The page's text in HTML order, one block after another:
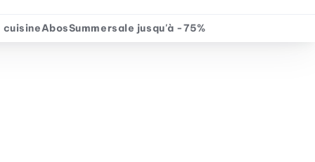
cuisineAbosSummersale jusqu'à -75%